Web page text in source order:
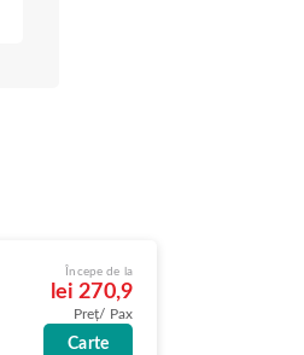
Începe de la
lei 270,9
Preț/ Pax
Carte